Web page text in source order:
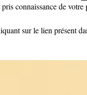
connaissance de
sur le lien présent